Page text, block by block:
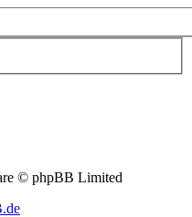
© phpBB Limited